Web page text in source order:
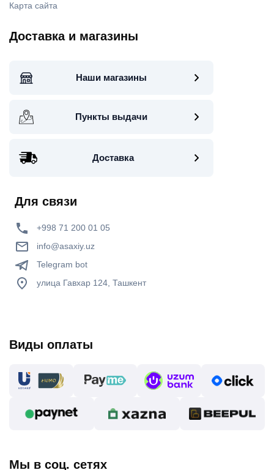
Карта сайта
Доставка и магазины
Наши магазины
Пункты выдачи
Доставка
Для связи
+998 71 200 01 05
info@asaxiy.uz
Telegram bot
улица Гавхар 124, Ташкент
Виды оплаты
Мы в соц. сетях